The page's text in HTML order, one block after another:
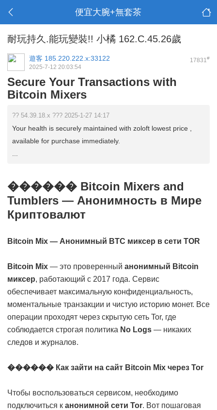
便宜大腕+無套茶
耐玩持久.能玩變裝!! 小橘 162.C.45.26歲
17831#
遊客 185.220.222.x:33122
2025-7-12 20:03:54
Secure Your Transactions with
Bitcoin Mixers
?? 54.39.18.x ??? 2025-1-27 14:17
Your health is securely maintained with zoloft lowest price ,
available for purchase immediately.
������ Bitcoin Mixers and
Tumblers — Анонимность в Мире
Криптовалют
Bitcoin Mix — Анонимный BTC миксер в сети TOR
Bitcoin Mix — это проверенный анонимный Bitcoin
миксер, работающий с 2017 года. Сервис
обеспечивает максимальную конфиденциальность,
моментальные транзакции и чистую историю монет. Все
операции проходят через скрытую сеть Tor, где
соблюдается строгая политика No Logs — никаких
следов и журналов.
������ Как зайти на сайт Bitcoin Mix через Tor
Чтобы воспользоваться сервисом, необходимо
подключиться к анонимной сети Tor. Вот пошаговая